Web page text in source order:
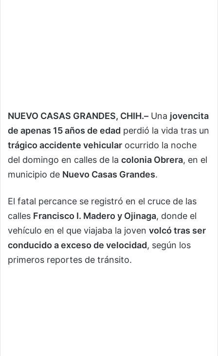
NUEVO CASAS GRANDES, CHIH.– Una jovencita
de apenas 15 años de edad perdió la vida tras un
trágico accidente vehicular ocurrido la noche
del domingo en calles de la colonia Obrera, en el
municipio de Nuevo Casas Grandes.
El fatal percance se registró en el cruce de las
calles Francisco I. Madero y Ojinaga, donde el
vehículo en el que viajaba la joven volcó tras ser
conducido a exceso de velocidad, según los
primeros reportes de tránsito.